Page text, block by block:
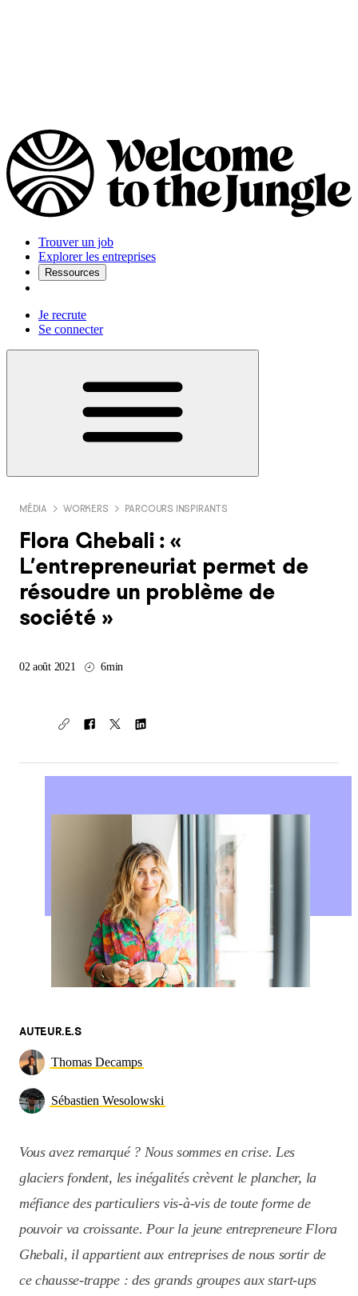
Trouver un job
Explorer les entreprises
Ressources
Je recrute
Se connecter
PARCOURS INSPIRANTS
WORKERS
MÉDIA
Flora Ghebali : «
L'entrepreneuriat permet de
résoudre un problème de
société »
02 août 2021 6min
AUTEUR.E.S
Thomas Decamps
Sébastien Wesolowski
Vous avez remarqué ? Nous sommes en crise. Les
glaciers fondent, les inégalités crèvent le plancher, la
méfiance des particuliers vis-à-vis de toute forme de
pouvoir va croissante. Pour la jeune entrepreneure Flora
Ghebali, il appartient aux entreprises de nous sortir de
ce chausse-trappe : des grands groupes aux start-ups